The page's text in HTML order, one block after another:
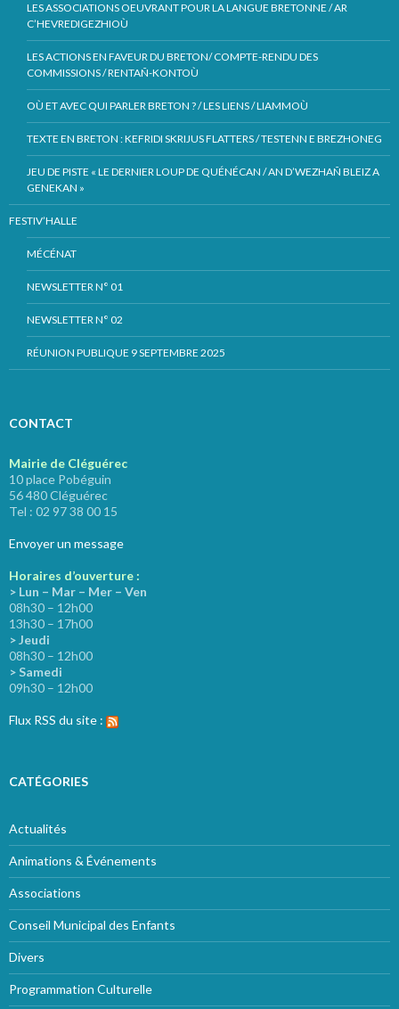
LES ASSOCIATIONS OEUVRANT POUR LA LANGUE BRETONNE / AR
C’HEVREDIGEZHIOÙ
LES ACTIONS EN FAVEUR DU BRETON/ COMPTE-RENDU DES
COMMISSIONS / RENTAÑ-KONTOÙ
OÙ ET AVEC QUI PARLER BRETON ? / LES LIENS / LIAMMOÙ
TEXTE EN BRETON : KEFRIDI SKRIJUS FLATTERS / TESTENN E BREZHONEG
JEU DE PISTE « LE DERNIER LOUP DE QUÉNÉCAN / AN D’WEZHAÑ BLEIZ A
GENEKAN »
FESTIV’HALLE
MÉCÉNAT
NEWSLETTER N° 01
NEWSLETTER N° 02
RÉUNION PUBLIQUE 9 SEPTEMBRE 2025
CONTACT
Mairie de Cléguérec
10 place Pobéguin
56 480 Cléguérec
Tel : 02 97 38 00 15
Envoyer un message
Horaires d’ouverture :
> Lun – Mar – Mer – Ven
08h30 – 12h00
13h30 – 17h00
> Jeudi
08h30 – 12h00
> Samedi
09h30 – 12h00
Flux RSS du site :
CATÉGORIES
Actualités
Animations & Événements
Associations
Conseil Municipal des Enfants
Divers
Programmation Culturelle